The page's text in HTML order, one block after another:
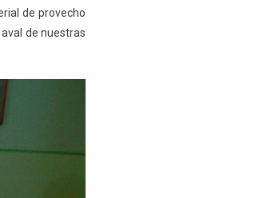
de provecho
de nuestras